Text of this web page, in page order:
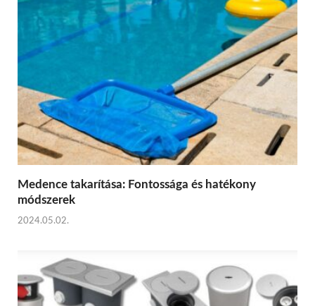
Medence takarítása: Fontossága és hatékony
módszerek
2024.05.02.